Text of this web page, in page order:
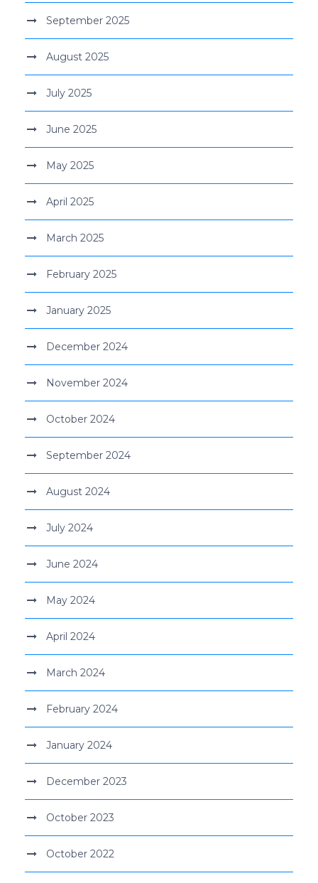
September 2025
August 2025
July 2025
June 2025
May 2025
April 2025
March 2025
February 2025
January 2025
December 2024
November 2024
October 2024
September 2024
August 2024
July 2024
June 2024
May 2024
April 2024
March 2024
February 2024
January 2024
December 2023
October 2023
October 2022